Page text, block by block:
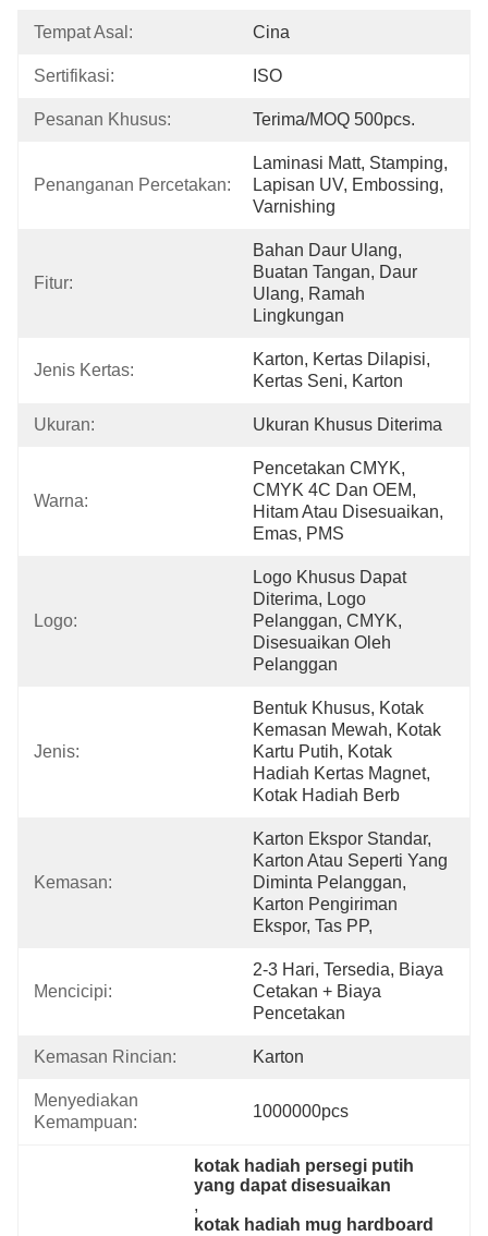
Tempat Asal: Cina
Sertifikasi: ISO
Pesanan Khusus: Terima/MOQ 500pcs.
Penanganan Percetakan:
Laminasi Matt, Stamping,
Lapisan UV, Embossing,
Varnishing
Fitur:
Bahan Daur Ulang,
Buatan Tangan, Daur
Ulang, Ramah
Lingkungan
Jenis Kertas:
Karton, Kertas Dilapisi,
Kertas Seni, Karton
Ukuran: Ukuran Khusus Diterima
Warna:
Pencetakan CMYK,
CMYK 4C Dan OEM,
Hitam Atau Disesuaikan,
Emas, PMS
Logo:
Logo Khusus Dapat
Diterima, Logo
Pelanggan, CMYK,
Disesuaikan Oleh
Pelanggan
Jenis:
Bentuk Khusus, Kotak
Kemasan Mewah, Kotak
Kartu Putih, Kotak
Hadiah Kertas Magnet,
Kotak Hadiah Berb
Kemasan:
Karton Ekspor Standar,
Karton Atau Seperti Yang
Diminta Pelanggan,
Karton Pengiriman
Ekspor, Tas PP,
Mencicipi:
2-3 Hari, Tersedia, Biaya
Cetakan + Biaya
Pencetakan
Kemasan Rincian: Karton
Menyediakan
Kemampuan:
1000000pcs
kotak hadiah persegi putih
yang dapat disesuaikan
,
kotak hadiah mug hardboard